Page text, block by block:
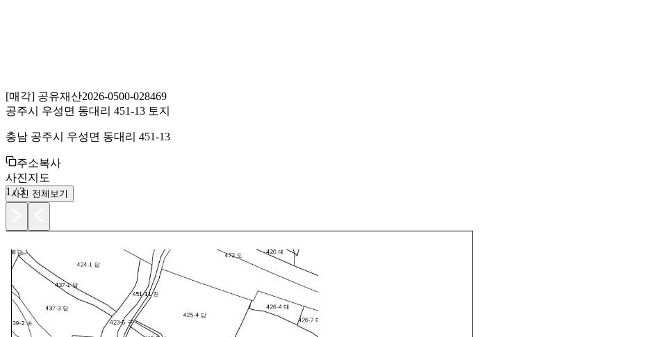
[매각] 공유재산2026-0500-028469
공주시 우성면 동대리 451-13 토지
충남 공주시 우성면 동대리 451-13
주소복사
사진지도
1 /3
사진 전체보기